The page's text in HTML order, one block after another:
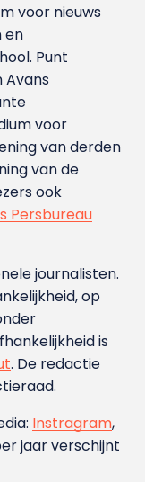
voor nieuws
en
Punt
voor
van derden
van de
ook
Persbureau
journalisten.
op
is
. De redactie
Instragram,
jaar verschijnt